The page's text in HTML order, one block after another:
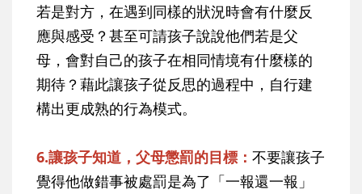
若是對方，在遇到同樣的狀況時會有什麼反
應與感受？甚至可請孩子說說他們若是父
母，會對自己的孩子在相同情境有什麼樣的
期待？藉此讓孩子從反思的過程中，自行建
構出更成熟的行為模式。
6.讓孩子知道，父母懲罰的目標： 不要讓孩子
覺得他做錯事被處罰是為了「一報還一報」